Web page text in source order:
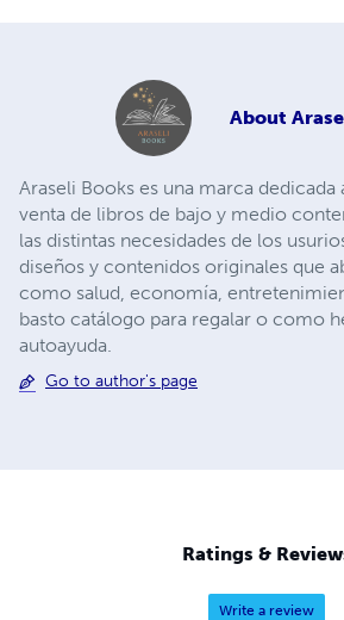
About
Araseli Books es una marca dedicada
venta de libros de bajo y medio
las distintas necesidades de los
diseños y contenidos originales que
como salud, economía,
basto catálogo para regalar o como
autoayuda.
Go to author's page
Ratings &
Write a review